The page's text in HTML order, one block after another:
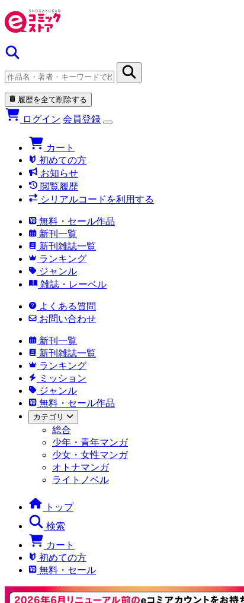
履歴を全て削除する
ログイン 会員登録
カート
初めての方
お知らせ
閲覧履歴
シリアルコードを利用する
無料・セール作品
新刊一覧
新刊雑誌一覧
ランキング
ジャンル
雑誌・レーベル
よくある質問
お問い合わせ
新刊一覧
新刊雑誌一覧
ランキング
ミッション
ジャンル
無料・セール作品
カテゴリ
総合
少年・青年マンガ
少女・女性マンガ
オトナマンガ
ライトノベル
トップ
検索
カート
初めての方
無料・セール